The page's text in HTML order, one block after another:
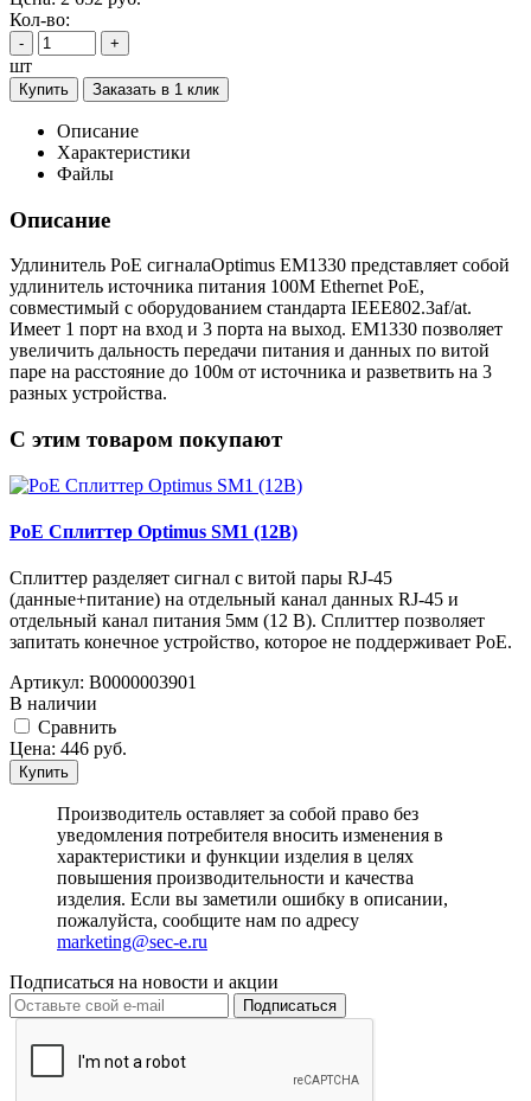
Кол-во:
- +
шт
Купить Заказать в 1 клик
Описание
Характеристики
Файлы
Описание
Удлинитель PoE сигналаOptimus EM1330 представляет собой
удлинитель источника питания 100M Ethernet PoE,
совместимый с оборудованием стандарта IEEE802.3af/at.
Имеет 1 порт на вход и 3 порта на выход. EM1330 позволяет
увеличить дальность передачи питания и данных по витой
паре на расстояние до 100м от источника и разветвить на 3
разных устройства.
C этим товаром покупают
PoE Сплиттер Optimus SM1 (12B)
Сплиттер разделяет сигнал с витой пары RJ-45
(данные+питание) на отдельный канал данных RJ-45 и
отдельный канал питания 5мм (12 В). Сплиттер позволяет
запитать конечное устройство, которое не поддерживает PoE.
Артикул: В0000003901
В наличии
Cравнить
Цена: 446 руб.
Купить
Производитель оставляет за собой право без
уведомления потребителя вносить изменения в
характеристики и функции изделия в целях
повышения производительности и качества
изделия. Если вы заметили ошибку в описании,
пожалуйста, сообщите нам по адресу
marketing@sec-e.ru
Подписаться на новости и акции
Подписаться